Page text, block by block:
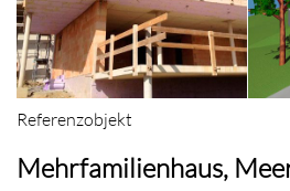
Referenzobjekt
Mehrfamilienhaus,